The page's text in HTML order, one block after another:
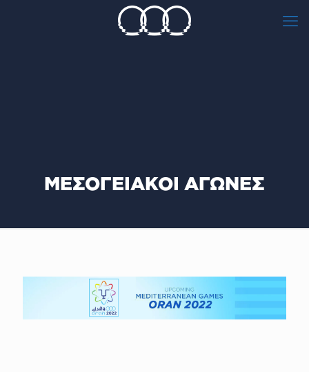
ΜΕΣΟΓΕΙΑΚΟΙ ΑΓΩΝΕΣ